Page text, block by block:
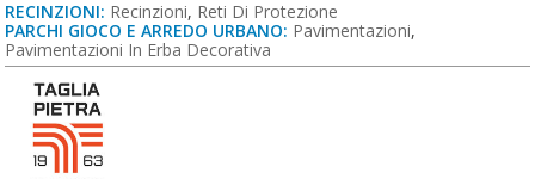
RECINZIONI: Recinzioni, Reti Di Protezione
PARCHI GIOCO E ARREDO URBANO: Pavimentazioni,
Pavimentazioni In Erba Decorativa